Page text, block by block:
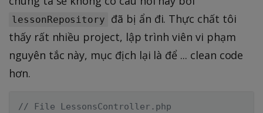
lessonRepository
đã bị ẩn đi. Thực chất tôi
thấy rất nhiều project, lập trình viên vi phạm
nguyên tắc này, mục địch lại là để ... clean code
hơn.
// File LessonsController.php